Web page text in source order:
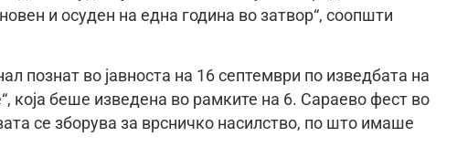
и осуден на една година во затвор“, соопшти
познат во јавноста на 16 септември по изведбата на
која беше изведена во рамките на 6. Сараево фест во
се зборува за врсничко насилство, по што имаше